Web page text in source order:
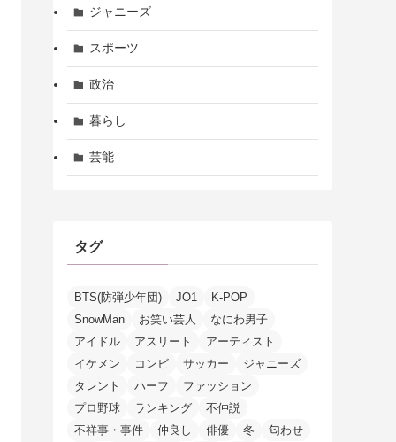
ジャニーズ
スポーツ
政治
暮らし
芸能
タグ
BTS(防弾少年団) JO1
K-POP
SnowMan
お笑い芸人
なにわ男子
アイドル
アスリート
アーティスト
イケメン
コンビ サッカー
ジャニーズ
タレント
ハーフ
ファッション
プロ野球
ランキング
不仲説
不祥事・事件
仲良し 俳優 冬
匂わせ